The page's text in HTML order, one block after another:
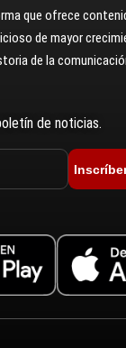
que ofrece
de mayor
de la
de noticias.